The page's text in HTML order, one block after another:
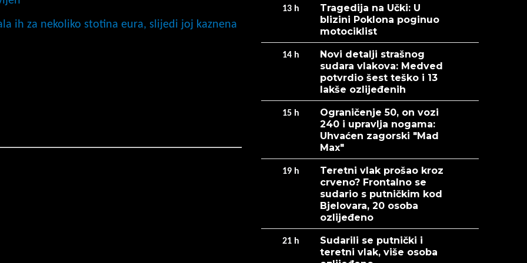
ih za nekoliko stotina eura, slijedi joj kaznena
13 h
Tragedija na Učki: U
blizini Poklona poginuo
motociklist
14 h
Novi detalji strašnog
sudara vlakova: Medved
potvrdio šest teško i 13
lakše ozlijeđenih
15 h
Ograničenje 50, on vozi
240 i upravlja nogama:
Uhvaćen zagorski "Mad
Max"
19 h
Teretni vlak prošao kroz
crveno? Frontalno se
sudario s putničkim kod
Bjelovara, 20 osoba
ozlijeđeno
21 h
Sudarili se putnički i
teretni vlak, više osoba